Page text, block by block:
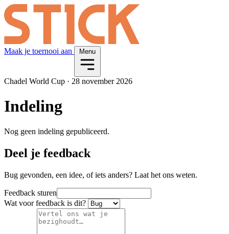
Maak je toernooi aan Menu
Chadel World Cup · 28 november 2026
Indeling
Nog geen indeling gepubliceerd.
Deel je feedback
Bug gevonden, een idee, of iets anders? Laat het ons weten.
Feedback sturen
Wat voor feedback is dit?